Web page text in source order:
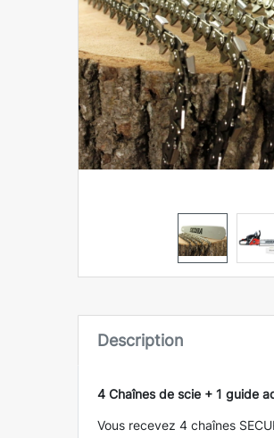
Description
4 Chaînes de scie + 1 guide
Vous recevez 4 chaînes